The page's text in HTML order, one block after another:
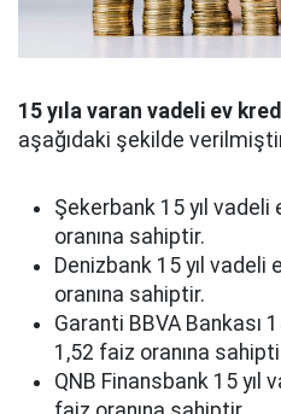
15 yıla varan vadeli ev
aşağıdaki şekilde
Şekerbank 15 yıl vadeli
oranına sahiptir.
Denizbank 15 yıl vadeli
oranına sahiptir.
Garanti BBVA Bankası
1,52 faiz oranına
QNB Finansbank 15 yıl